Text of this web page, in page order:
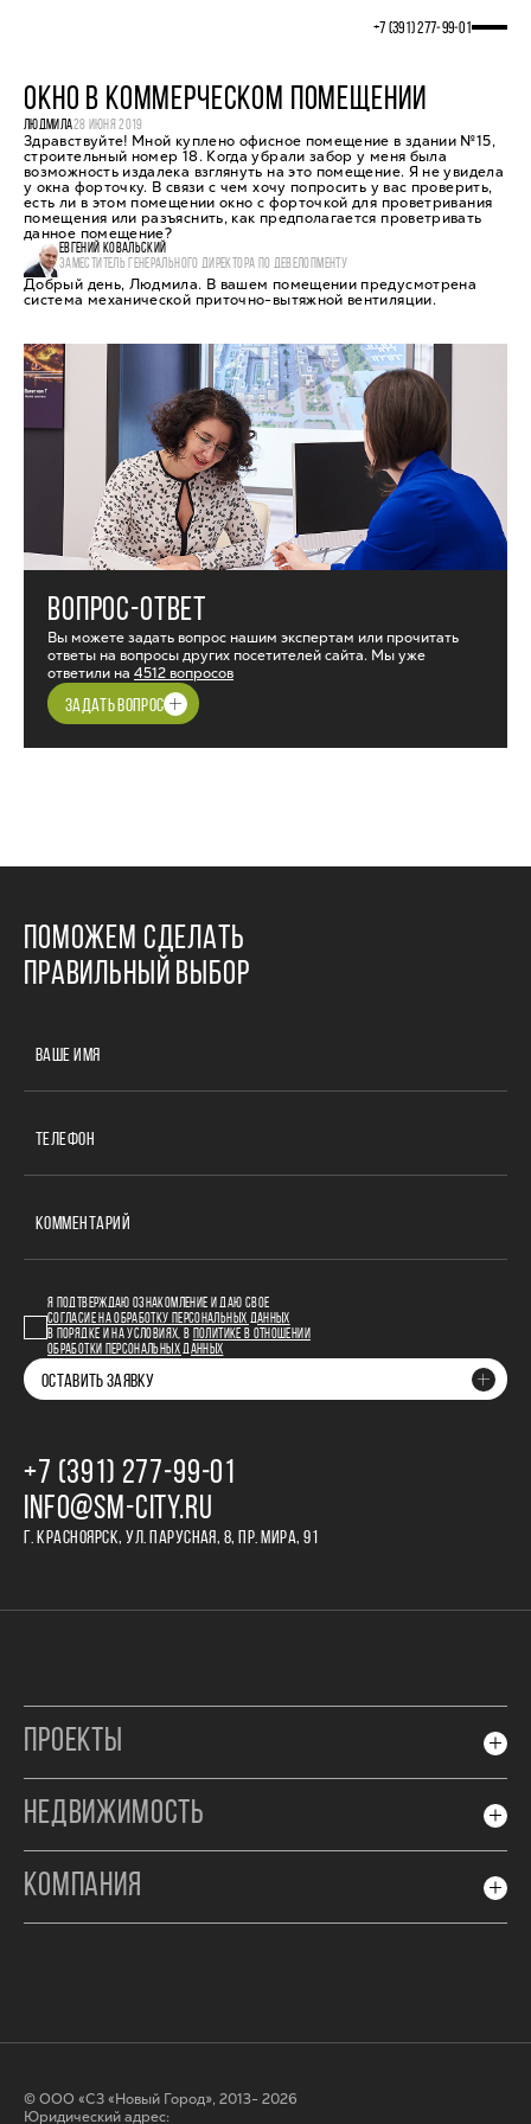
+7 (391) 277‒99‒01
ОКНО В КОММЕРЧЕСКОМ ПОМЕЩЕНИИ
ЛЮДМИЛА28 ИЮНЯ 2019
Здравствуйте! Мной куплено офисное помещение в здании №15,
строительный номер 18. Когда убрали забор у меня была
возможность издалека взглянуть на это помещение. Я не увидела
у окна форточку. В связи с чем хочу попросить у вас проверить,
есть ли в этом помещении окно с форточкой для проветривания
помещения или разъяснить, как предполагается проветривать
данное помещение?
ЕВГЕНИЙ КОВАЛЬСКИЙ
ЗАМЕСТИТЕЛЬ ГЕНЕРАЛЬНОГО ДИРЕКТОРА ПО ДЕВЕЛОПМЕНТУ
Добрый день, Людмила. В вашем помещении предусмотрена
система механической приточно-вытяжной вентиляции.
ВОПРОС-ОТВЕТ
Вы можете задать вопрос нашим экспертам или прочитать
ответы на вопросы других посетителей сайта. Мы уже
ответили на 4512 вопросов
ЗАДАТЬ ВОПРОС
ПОМОЖЕМ СДЕЛАТЬ
ПРАВИЛЬНЫЙ ВЫБОР
ВАШЕ ИМЯ
ТЕЛЕФОН
КОММЕНТАРИЙ
Я ПОДТВЕРЖДАЮ ОЗНАКОМЛЕНИЕ И ДАЮ СВОЕ
СОГЛАСИЕ НА ОБРАБОТКУ ПЕРСОНАЛЬНЫХ ДАННЫХ
В ПОРЯДКЕ И НА УСЛОВИЯХ, В
ПОЛИТИКЕ В ОТНОШЕНИИ
ОБРАБОТКИ ПЕРСОНАЛЬНЫХ ДАННЫХ
ОСТАВИТЬ ЗАЯВКУ
+7 (391) 277‒99‒01
INFO@SM-CITY.RU
Г. КРАСНОЯРСК, УЛ. ПАРУСНАЯ, 8, ПР. МИРА, 91
ПРОЕКТЫ
НЕДВИЖИМОСТЬ
КОМПАНИЯ
© ООО «СЗ «Новый Город», 2013- 2026
Юридический адрес: